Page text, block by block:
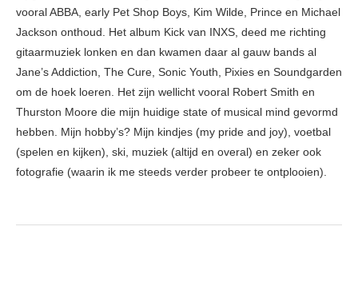
vooral ABBA, early Pet Shop Boys, Kim Wilde, Prince en Michael
Jackson onthoud. Het album Kick van INXS, deed me richting
gitaarmuziek lonken en dan kwamen daar al gauw bands al
Jane’s Addiction, The Cure, Sonic Youth, Pixies en Soundgarden
om de hoek loeren. Het zijn wellicht vooral Robert Smith en
Thurston Moore die mijn huidige state of musical mind gevormd
hebben. Mijn hobby’s? Mijn kindjes (my pride and joy), voetbal
(spelen en kijken), ski, muziek (altijd en overal) en zeker ook
fotografie (waarin ik me steeds verder probeer te ontplooien).